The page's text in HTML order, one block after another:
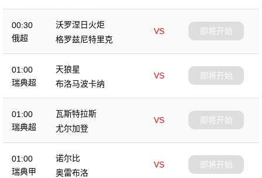
00:30
俄超
沃罗涅日火炬
VS
格罗兹尼特里克
即将开始
01:00
瑞典超
天狼星
VS
布洛马波卡纳
即将开始
01:00
瑞典超
瓦斯特拉斯
VS
尤尔加登
即将开始
01:00
瑞典甲
诺尔比
VS
奥雷布洛
即将开始